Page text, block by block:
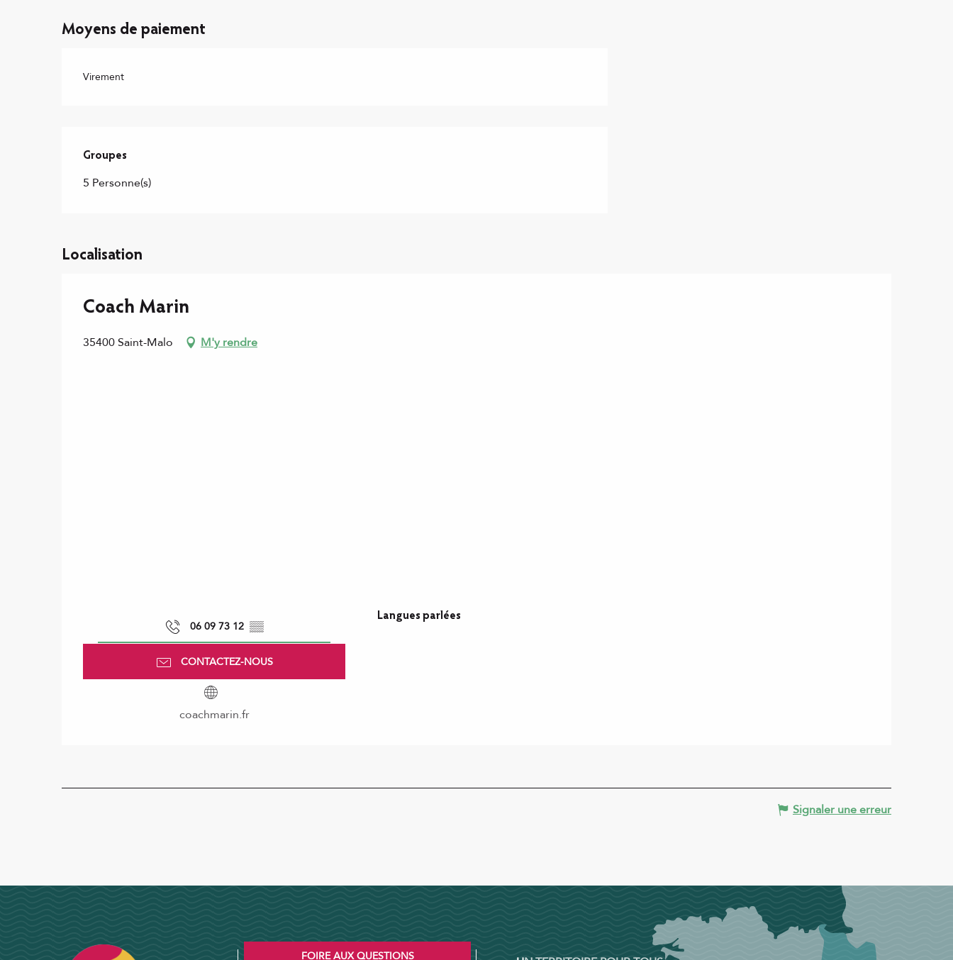
Moyens de paiement
Virement
Groupes
Groupes
5 Personne(s)
Localisation
Coach Marin
35400 Saint-Malo M'y rendre
06 09 73 12 ▒▒
CONTACTEZ-NOUS
coachmarin.fr
Langues parlées
Langues parlées
Signaler une erreur
FOIRE AUX QUESTIONS